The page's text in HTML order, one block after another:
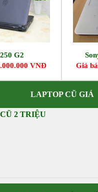
G2
VNĐ
Giá
LAPTOP CŨ GIÁ
2 TRIỆU